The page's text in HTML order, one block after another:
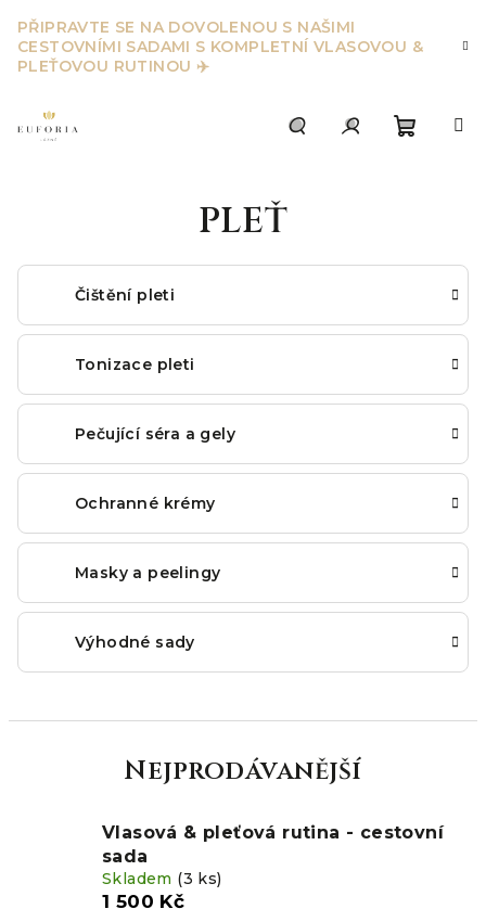
na
obsah
PŘIPRAVTE SE NA DOVOLENOU S NAŠIMI
CESTOVNÍMI SADAMI S KOMPLETNÍ VLASOVOU &
PLEŤOVOU RUTINOU ✈️
PLEŤ
Čištění pleti
Tonizace pleti
Pečující séra a gely
Ochranné krémy
Masky a peelingy
Výhodné sady
Nejprodávanější
Vlasová & pleťová rutina - cestovní
sada
Skladem (3 ks)
1 500 Kč